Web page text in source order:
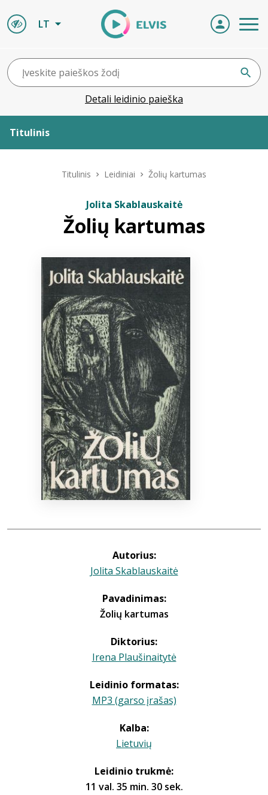
LT
Detali leidinio paieška
Titulinis
ELVIS atvyksta
Naujienos
Bibliotekoms
+370 667 80 541
Titulinis Leidiniai Žolių kartumas
Jolita Skablauskaitė
Žolių kartumas
Autorius:
Jolita Skablauskaitė
Pavadinimas:
Žolių kartumas
Diktorius:
Irena Plaušinaitytė
Leidinio formatas:
MP3 (garso įrašas)
Kalba:
Lietuvių
Leidinio trukmė:
11 val. 35 min. 30 sek.